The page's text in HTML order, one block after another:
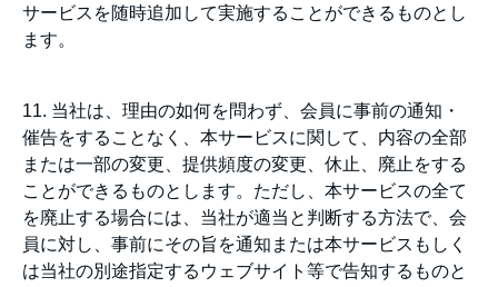
サービスを随時追加して実施することができるものとし
ます。
11. 当社は、理由の如何を問わず、会員に事前の通知・
催告をすることなく、本サービスに関して、内容の全部
または一部の変更、提供頻度の変更、休止、廃止をする
ことができるものとします。ただし、本サービスの全て
を廃止する場合には、当社が適当と判断する方法で、会
員に対し、事前にその旨を通知または本サービスもしく
は当社の別途指定するウェブサイト等で告知するものと